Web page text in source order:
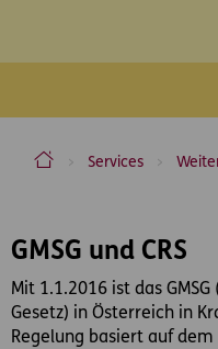
ERGO Versicherung
Services
GMSG und CRS
Mit 1.1.2016 ist das
Gesetz) in Österreich in
Regelung basiert auf